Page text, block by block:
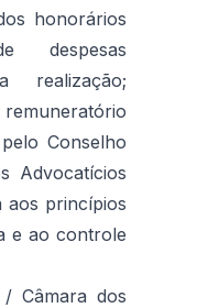
honorários
realização;
Conselho
Advocatícios
aos princípios
e ao controle
Câmara dos